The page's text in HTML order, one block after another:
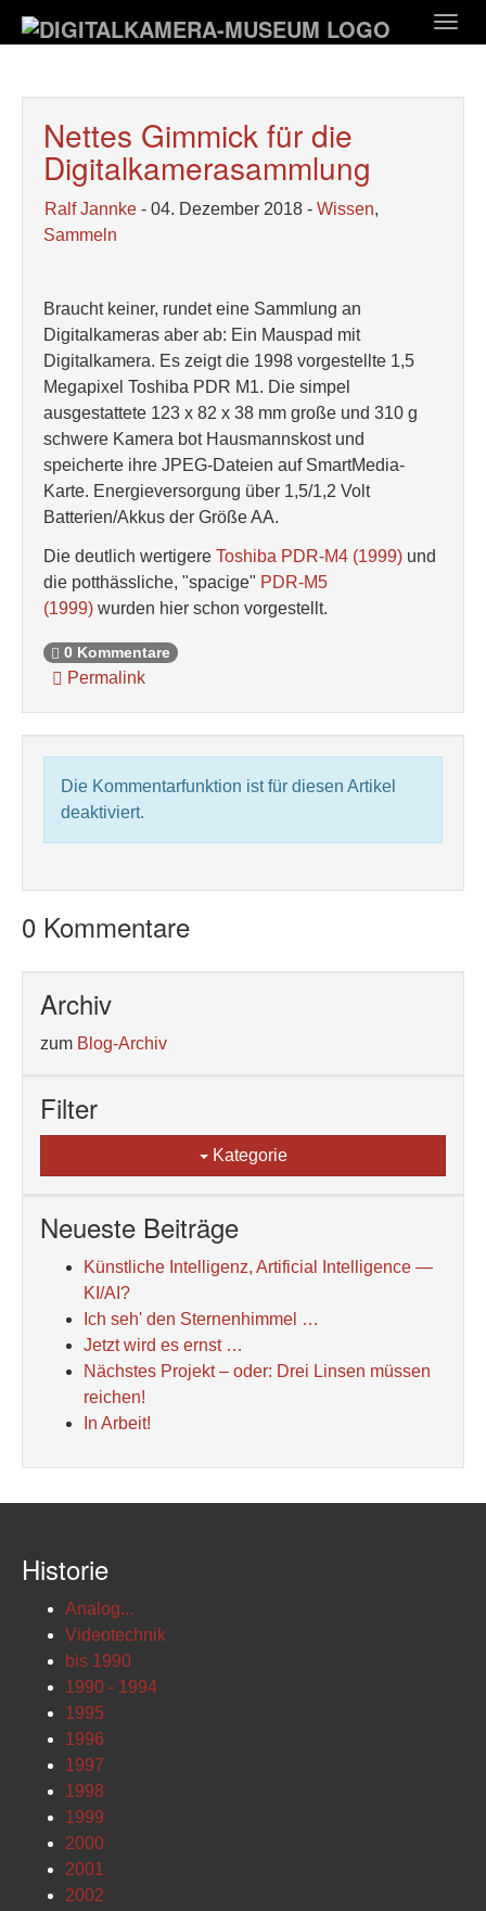
Hauptinhalt
Nettes Gimmick für die
Digitalkamerasammlung
Ralf Jannke - 04. Dezember 2018 - Wissen,
Sammeln
Braucht keiner, rundet eine Sammlung an
Digitalkameras aber ab: Ein Mauspad mit
Digitalkamera. Es zeigt die 1998 vorgestellte 1,5
Megapixel Toshiba PDR M1. Die simpel
ausgestattete 123 x 82 x 38 mm große und 310 g
schwere Kamera bot Hausmannskost und
speicherte ihre JPEG-Dateien auf SmartMedia-
Karte. Energieversorgung über 1,5/1,2 Volt
Batterien/Akkus der Größe AA.
Die deutlich wertigere Toshiba PDR-M4 (1999) und
die potthässliche, "spacige" PDR-M5
(1999) wurden hier schon vorgestellt.
0 Kommentare
Permalink
Die Kommentarfunktion ist für diesen Artikel
deaktiviert.
0 Kommentare
Archiv
zum Blog-Archiv
Filter
Kategorie
Neueste Beiträge
Künstliche Intelligenz, Artificial Intelligence —
KI/AI?
Ich seh' den Sternenhimmel …
Jetzt wird es ernst …
Nächstes Projekt – oder: Drei Linsen müssen
reichen!
In Arbeit!
Historie
Analog...
Videotechnik
bis 1990
1990 - 1994
1995
1996
1997
1998
1999
2000
2001
2002